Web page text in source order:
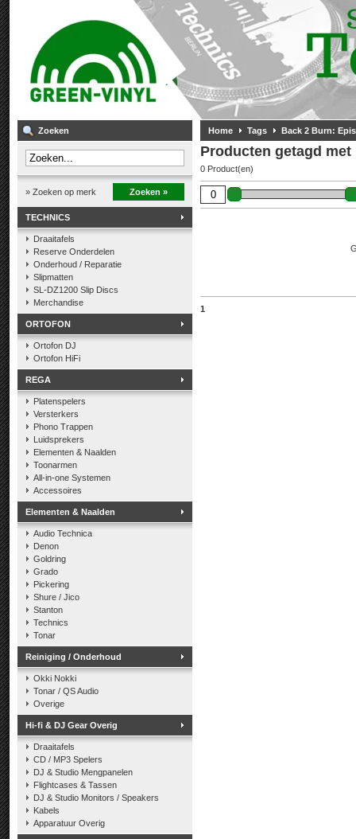
Zoeken
» Zoeken op merk Zoeken »
TECHNICS
Draaitafels
Reserve Onderdelen
Onderhoud / Reparatie
Slipmatten
SL-DZ1200 Slip Discs
Merchandise
ORTOFON
Ortofon DJ
Ortofon HiFi
REGA
Platenspelers
Versterkers
Phono Trappen
Luidsprekers
Elementen & Naalden
Toonarmen
All-in-one Systemen
Accessoires
Elementen & Naalden
Audio Technica
Denon
Goldring
Grado
Pickering
Shure / Jico
Stanton
Technics
Tonar
Reiniging / Onderhoud
Okki Nokki
Tonar / QS Audio
Overige
Hi-fi & DJ Gear Overig
Draaitafels
CD / MP3 Spelers
DJ & Studio Mengpanelen
Flightcases & Tassen
DJ & Studio Monitors / Speakers
Kabels
Apparatuur Overig
Home Tags Back 2 Burn:
Producten getagd
0 Product(en)
1